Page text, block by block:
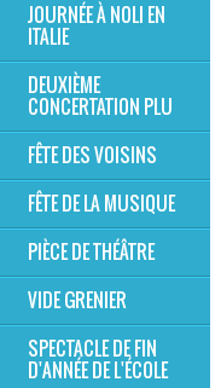
JOURNÉE À NOLI EN
ITALIE
DEUXIÈME
CONCERTATION PLU
FÊTE DES VOISINS
FÊTE DE LA MUSIQUE
PIÈCE DE THÉÂTRE
VIDE GRENIER
SPECTACLE DE FIN
D'ANNÉE DE L'ÉCOLE